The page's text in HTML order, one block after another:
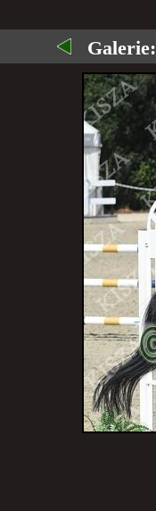
Galerie: